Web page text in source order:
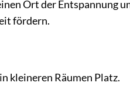
Ort der Entspannung
fördern.
kleineren Räumen Platz.